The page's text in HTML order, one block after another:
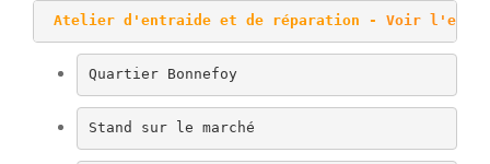
Atelier d'entraide et de réparation - Voir l'email
Quartier Bonnefoy
Stand sur le marché